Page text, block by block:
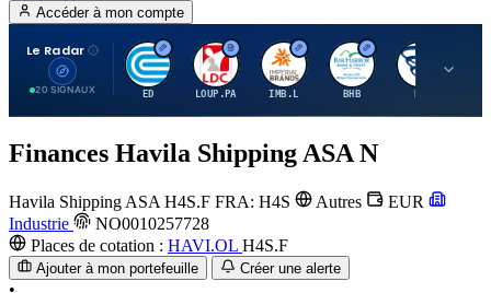
Accéder à mon compte
Le Radar
20 SIGNAUX
C
ED
L
LOUP.PA
I
IMB.L
B
BHB
B
Finances Havila Shipping ASA N
Havila Shipping ASA H4S.F FRA: H4S Autres
EUR
Industrie
NO0010257728
Places de cotation : HAVI.OL H4S.F
Ajouter à mon portefeuille Créer une alerte